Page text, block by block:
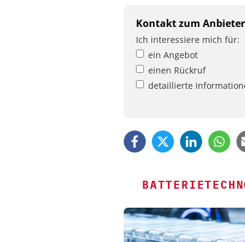
Kontakt zum Anbieter
Ich interessiere mich für:
ein Angebot
einen Rückruf
detaillierte